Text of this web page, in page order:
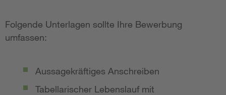
Folgende Unterlagen sollte Ihre Bewerbung
umfassen:
Aussagekräftiges Anschreiben
Tabellarischer Lebenslauf mit